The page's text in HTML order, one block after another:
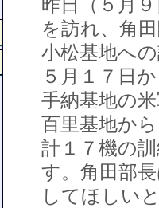
昨日（５月
を訪れ、角
小松基地へ
５月１７日
手納基地の
百里基地か
計１７機の
す。角田部
してほしい